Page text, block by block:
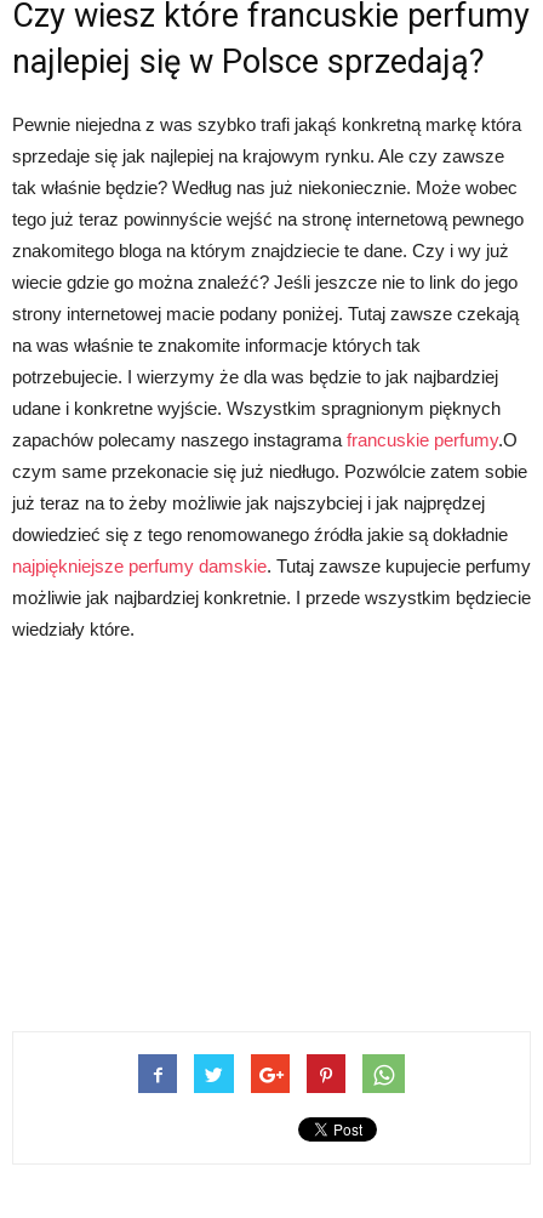
Czy wiesz które francuskie perfumy
najlepiej się w Polsce sprzedają?
Pewnie niejedna z was szybko trafi jakąś konkretną markę która
sprzedaje się jak najlepiej na krajowym rynku. Ale czy zawsze
tak właśnie będzie? Według nas już niekoniecznie. Może wobec
tego już teraz powinnyście wejść na stronę internetową pewnego
znakomitego bloga na którym znajdziecie te dane. Czy i wy już
wiecie gdzie go można znaleźć? Jeśli jeszcze nie to link do jego
strony internetowej macie podany poniżej. Tutaj zawsze czekają
na was właśnie te znakomite informacje których tak
potrzebujecie. I wierzymy że dla was będzie to jak najbardziej
udane i konkretne wyjście. Wszystkim spragnionym pięknych
zapachów polecamy naszego instagrama francuskie perfumy.O
czym same przekonacie się już niedługo. Pozwólcie zatem sobie
już teraz na to żeby możliwie jak najszybciej i jak najprędzej
dowiedzieć się z tego renomowanego źródła jakie są dokładnie
najpiękniejsze perfumy damskie. Tutaj zawsze kupujecie perfumy
możliwie jak najbardziej konkretnie. I przede wszystkim będziecie
wiedziały które.